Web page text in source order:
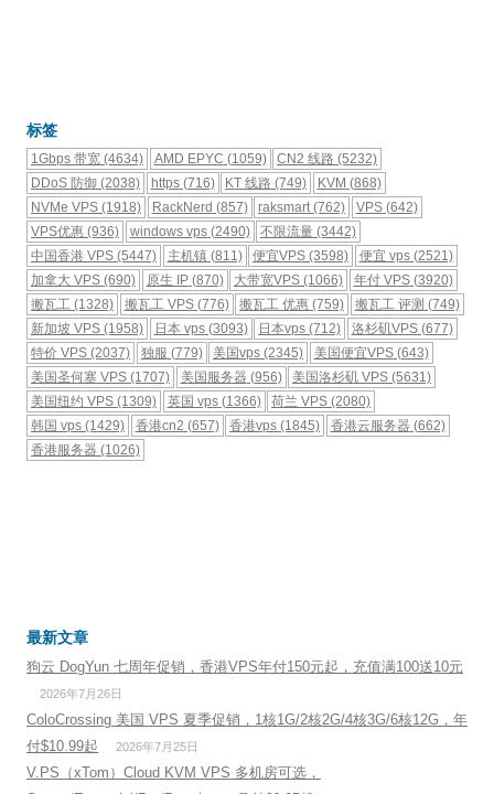
标签
1Gbps 带宽 (4634) AMD EPYC (1059) CN2 线路 (5232)
DDoS 防御 (2038) https(716) KT 线路 (749) KVM (868)
NVMe VPS (1918) RackNerd (857) raksmart(762) VPS(642)
VPS优惠 (936) windows vps(2490) 不限流量 (3442)
中国香港 VPS (5447) 主机镇(811) 便宜VPS (3598) 便宜 vps(2521)
加拿大 VPS (690) 原生 IP(870) 大带宽VPS (1066) 年付 VPS(3920)
搬瓦工 (1328) 搬瓦工 VPS(776) 搬瓦工 优惠 (759) 搬瓦工 评测 (749)
新加坡 VPS (1958) 日本 vps(3093) 日本vps (712) 洛杉矶VPS(677)
特价 VPS (2037) 独服 (779) 美国vps (2345) 美国便宜VPS(643)
美国圣何塞 VPS (1707) 美国服务器 (956) 美国洛杉矶 VPS (5631)
美国纽约 VPS (1309) 英国 vps(1366) 荷兰 VPS (2080)
韩国 vps (1429) 香港cn2 (657) 香港vps (1845) 香港云服务器 (662)
香港服务器 (1026)
最新文章
狗云 DogYun 七周年促销，香港VPS年付150元起，充值满100送10元
2026年7月26日
ColoCrossing 美国 VPS 夏季促销，1核1G/2核2G/4核3G/6核12G，年
付$10.99起
2026年7月25日
V.PS（xTom）Cloud KVM VPS 多机房可选，